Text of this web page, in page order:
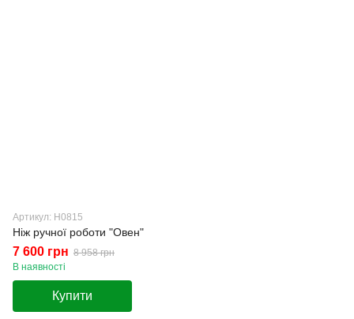
Артикул: Н0815
Ніж ручної роботи "Овен"
7 600 грн 8 958 грн
В наявності
Купити